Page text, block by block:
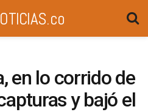
en lo corrido de
y bajó el